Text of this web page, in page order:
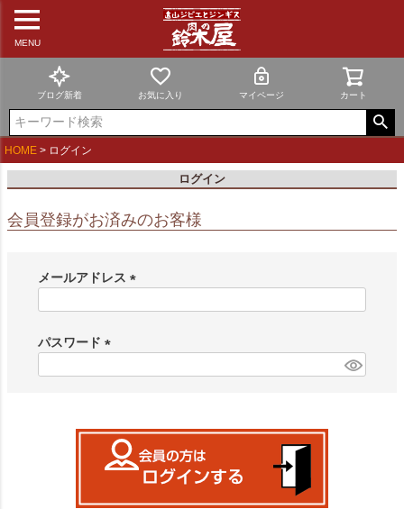
MENU
ブログ新着 お気に入り マイページ カート
HOME ログイン
ログイン
会員登録がお済みのお客様
メールアドレス
)
パスワード